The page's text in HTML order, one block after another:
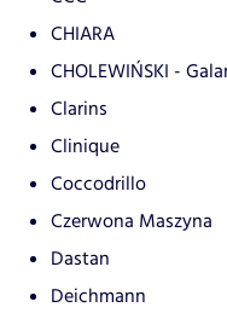
CHIARA
CHOLEWIŃSKI -
Clarins
Clinique
Coccodrillo
Czerwona Maszyna
Dastan
Deichmann